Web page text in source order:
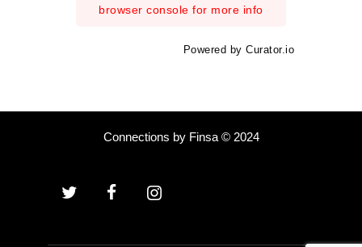
browser console for more info
Powered by Curator.io
Connections by Finsa © 2024